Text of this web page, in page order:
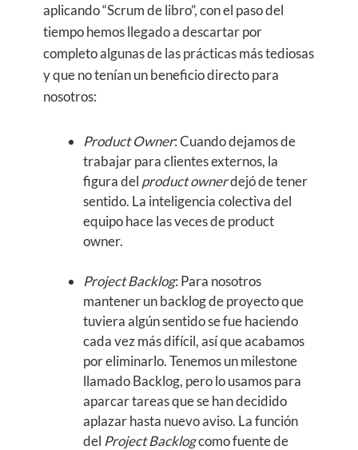
aplicando “Scrum de libro”, con el paso del
tiempo hemos llegado a descartar por
completo algunas de las prácticas más tediosas
y que no tenían un beneficio directo para
nosotros:
Product Owner: Cuando dejamos de
trabajar para clientes externos, la
figura del product ownerdejó de tener
sentido. La inteligencia colectiva del
equipo hace las veces de product
owner.
Project Backlog: Para nosotros
mantener un backlog de proyecto que
tuviera algún sentido se fue haciendo
cada vez más difícil, así que acabamos
por eliminarlo. Tenemos un milestone
llamado Backlog, pero lo usamos para
aparcar tareas que se han decidido
aplazar hasta nuevo aviso. La función
del Project Backlogcomo fuente de